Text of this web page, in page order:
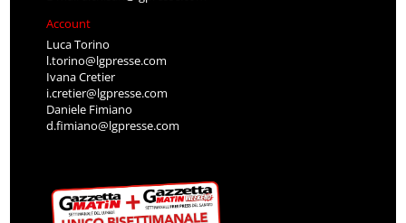
Account
Luca Torino
l.torino@lgpresse.com
Ivana Cretier
i.cretier@lgpresse.com
Daniele Fimiano
d.fimiano@lgpresse.com